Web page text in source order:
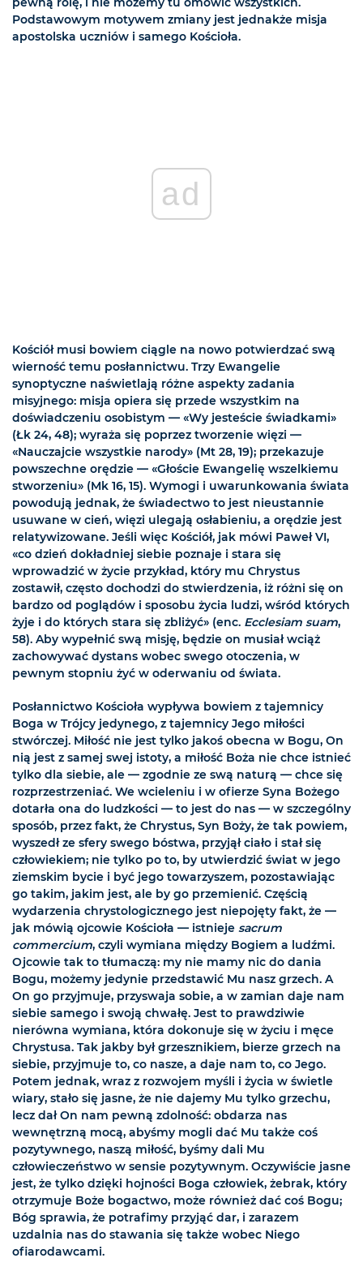
Podstawowym motywem zmiany jest jednakże misja
apostolska uczniów i samego Kościoła.
ad
Kościół musi bowiem ciągle na nowo potwierdzać swą
wierność temu posłannictwu. Trzy Ewangelie
synoptyczne naświetlają różne aspekty zadania
misyjnego: misja opiera się przede wszystkim na
doświadczeniu osobistym — «Wy jesteście świadkami»
(Łk 24, 48); wyraża się poprzez tworzenie więzi —
«Nauczajcie wszystkie narody» (Mt 28, 19); przekazuje
powszechne orędzie — «Głoście Ewangelię wszelkiemu
stworzeniu» (Mk 16, 15). Wymogi i uwarunkowania świata
powodują jednak, że świadectwo to jest nieustannie
usuwane w cień, więzi ulegają osłabieniu, a orędzie jest
relatywizowane. Jeśli więc Kościół, jak mówi Paweł VI,
«co dzień dokładniej siebie poznaje i stara się
wprowadzić w życie przykład, który mu Chrystus
zostawił, często dochodzi do stwierdzenia, iż różni się on
bardzo od poglądów i sposobu życia ludzi, wśród których
żyje i do których stara się zbliżyć» (enc. Ecclesiam suam,
58). Aby wypełnić swą misję, będzie on musiał wciąż
zachowywać dystans wobec swego otoczenia, w
pewnym stopniu żyć w oderwaniu od świata.
Posłannictwo Kościoła wypływa bowiem z tajemnicy
Boga w Trójcy jedynego, z tajemnicy Jego miłości
stwórczej. Miłość nie jest tylko jakoś obecna w Bogu, On
nią jest z samej swej istoty, a miłość Boża nie chce istnieć
tylko dla siebie, ale — zgodnie ze swą naturą — chce się
rozprzestrzeniać. We wcieleniu i w ofierze Syna Bożego
dotarła ona do ludzkości — to jest do nas — w szczególny
sposób, przez fakt, że Chrystus, Syn Boży, że tak powiem,
wyszedł ze sfery swego bóstwa, przyjął ciało i stał się
człowiekiem; nie tylko po to, by utwierdzić świat w jego
ziemskim bycie i być jego towarzyszem, pozostawiając
go takim, jakim jest, ale by go przemienić. Częścią
wydarzenia chrystologicznego jest niepojęty fakt, że —
jak mówią ojcowie Kościoła — istnieje sacrum
commercium, czyli wymiana między Bogiem a ludźmi.
Ojcowie tak to tłumaczą: my nie mamy nic do dania
Bogu, możemy jedynie przedstawić Mu nasz grzech. A
On go przyjmuje, przyswaja sobie, a w zamian daje nam
siebie samego i swoją chwałę. Jest to prawdziwie
nierówna wymiana, która dokonuje się w życiu i męce
Chrystusa. Tak jakby był grzesznikiem, bierze grzech na
siebie, przyjmuje to, co nasze, a daje nam to, co Jego.
Potem jednak, wraz z rozwojem myśli i życia w świetle
wiary, stało się jasne, że nie dajemy Mu tylko grzechu,
lecz dał On nam pewną zdolność: obdarza nas
wewnętrzną mocą, abyśmy mogli dać Mu także coś
pozytywnego, naszą miłość, byśmy dali Mu
człowieczeństwo w sensie pozytywnym. Oczywiście jasne
jest, że tylko dzięki hojności Boga człowiek, żebrak, który
otrzymuje Boże bogactwo, może również dać coś Bogu;
Bóg sprawia, że potrafimy przyjąć dar, i zarazem
uzdalnia nas do stawania się także wobec Niego
ofiarodawcami.